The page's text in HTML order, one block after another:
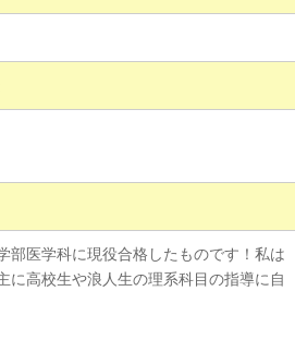
部医学科に現役合格したものです！私は
に高校生や浪人生の理系科目の指導に自